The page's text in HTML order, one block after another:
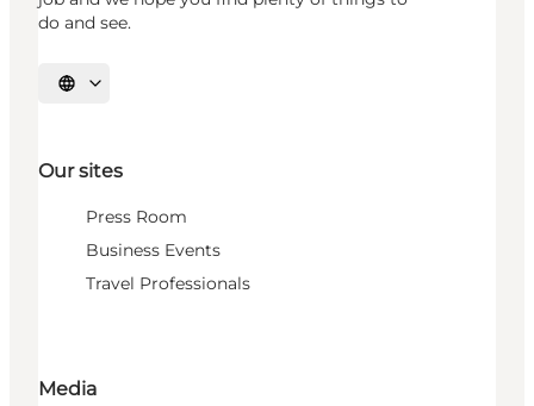
do and see.
Select language
Our sites
Press Room
Business Events
Travel Professionals
Media